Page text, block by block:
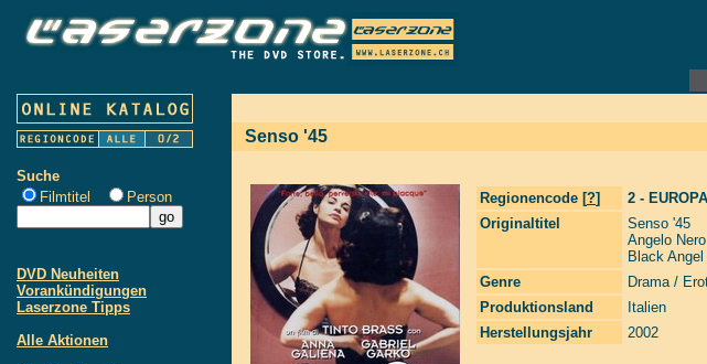
Suche
Filmtitel
Person
DVD Neuheiten
Vorankündigungen
Laserzone Tipps
Alle Aktionen
Senso '45
Regionencode [?] 2 -
Originaltitel
Senso '45
Angelo Nero
Black
Genre
Drama /
Produktionsland
Italien
Herstellungsjahr
2002